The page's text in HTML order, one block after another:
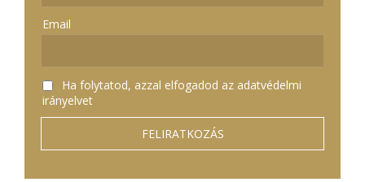
Email
Ha folytatod, azzal elfogadod az adatvédelmi
irányelvet